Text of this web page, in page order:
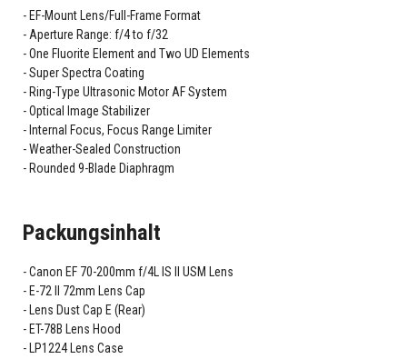
EF-Mount Lens/Full-Frame Format
Aperture Range: f/4 to f/32
One Fluorite Element and Two UD Elements
Super Spectra Coating
Ring-Type Ultrasonic Motor AF System
Optical Image Stabilizer
Internal Focus, Focus Range Limiter
Weather-Sealed Construction
Rounded 9-Blade Diaphragm
Packungsinhalt
Canon EF 70-200mm f/4L IS II USM Lens
E-72 II 72mm Lens Cap
Lens Dust Cap E (Rear)
ET-78B Lens Hood
LP1224 Lens Case